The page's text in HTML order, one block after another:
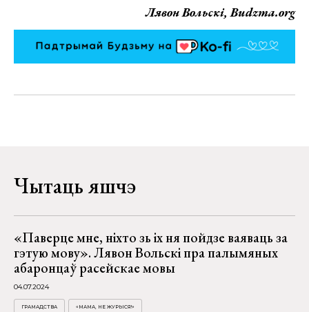
Лявон Вольскі, Budzma.org
Чытаць яшчэ
«Паверце мне, ніхто зь іх ня пойдзе ваяваць за
гэтую мову». Лявон Вольскі пра палымяных
абаронцаў расейскае мовы
04.07.2024
ГРАМАДСТВА «МАМА, НЕ ЖУРЫСЯ!»